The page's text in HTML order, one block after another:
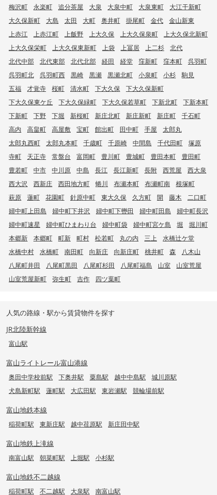
梅沢町
永楽町 追分茶屋 大泉 大泉中町 大泉東町
大江干新町
大久保新町
大島 太田 大町 奥井町 掛尾町 金代
金山新東
上赤江
上赤江町 上飯野 上大久保 上大久保泉町
上大久保北新町
上大久保栄町
上大久保東新町 上袋 上冨居 上二杉
北代
北代中部
北代東部 北代北部 経田 経堂 窪新町 窪本町
呉羽町
呉羽町北
呉羽町西 黒崎 黒瀬 黒瀬北町 小泉町 小杉
駒見
五福
才覚寺 桜町 清水町 下大久保
下大久保新町
下大久保東ケ丘
下大久保緑町 下大久保若草町 下新北町
下新本町
下新町
下野 下堀 新桜町 新庄北町 新庄新町 新庄町
千石町
高内
高畠町 高屋敷 宝町 館出町 田中町 手屋
太郎丸
太郎丸西町
太郎丸本町 千歳町 千原崎 中間島 千代田町
塚原
寺町
天正寺 常盤台 富岡町 豊川町 豊城町 豊田本町
豊田町
豊若町
中市 中川原 中島 長江 長江新町 長附 西荒屋
西大泉
西大沢
西新庄 西田地方町 蜷川 布瀬本町 布瀬町南
根塚町
萩原
蓮町 花園町 針原中町 東大久保 久方町 開 藤木
二口町
婦中町上田島
婦中町下井沢 婦中町下轡田 婦中町田島
婦中町長沢
婦中町速星
婦中町ひまわり台 婦中町袋 婦中町宮ケ島 堀
堀川町
本郷新
本郷町 町新 町村 松若町 丸の内 三上
水橋辻ケ堂
水橋中村
水橋町 南田町 向新庄 向新庄町 桃井町 森
八木山
八尾町井田
八尾町黒田 八尾町杉田 八尾町福島 山室
山室荒屋
山室荒屋新町
弥生町 吉作 四ツ葉町
人気の路線・駅から賃貸物件を探す
JR北陸新幹線
富山駅
富山ライトレール富山港線
奥田中学校前駅 下奥井駅 粟島駅 越中中島駅
城川原駅
犬島新町駅
蓮町駅 大広田駅 東岩瀬駅 競輪場前駅
富山地鉄本線
稲荷町駅 東新庄駅 越中荏原駅 新庄田中駅
富山地鉄上滝線
南富山駅 朝菜町駅 上堀駅 小杉駅
富山地鉄不二越線
稲荷町駅 不二越駅 大泉駅 南富山駅